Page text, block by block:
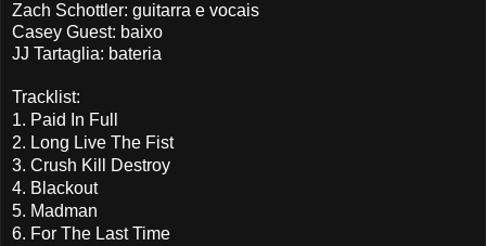
Zach Schottler: guitarra e vocais
Casey Guest: baixo
JJ Tartaglia: bateria
Tracklist:
1. Paid In Full
2. Long Live The Fist
3. Crush Kill Destroy
4. Blackout
5. Madman
6. For The Last Time